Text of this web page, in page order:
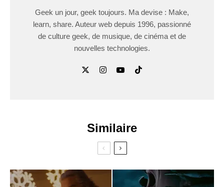
Geek un jour, geek toujours. Ma devise : Make,
learn, share. Auteur web depuis 1996, passionné
de culture geek, de musique, de cinéma et de
nouvelles technologies.
Similaire